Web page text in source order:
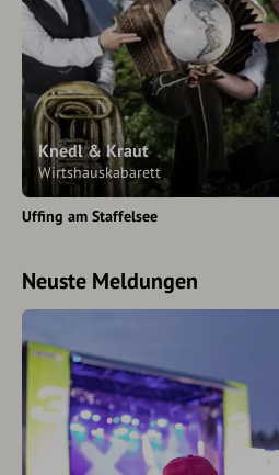
Knedl & Kraut
Wirtshauskabarett
Uffing am Staffelsee
Neuste Meldungen